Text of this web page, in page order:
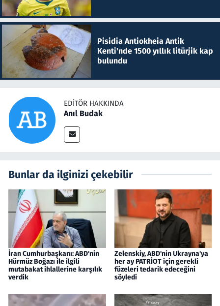
Pisidia Antiokheia Antik
Kenti'nde 1500 yıllık litürjik kap
bulundu
EDITÖR HAKKINDA
Anıl Budak
Bunlar da ilginizi çekebilir
İran Cumhurbaşkanı: ABD'nin
Hürmüz Boğazı ile ilgili
mutabakat ihlallerine karşılık
verdik
Zelenskiy, ABD'nin Ukrayna'ya
her ay PATRİOT için gerekli
füzeleri tedarik edeceğini
söyledi